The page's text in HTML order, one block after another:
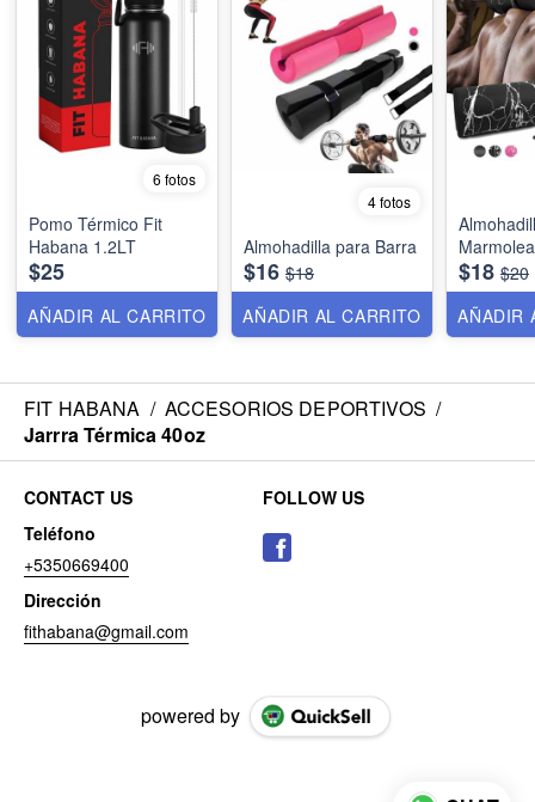
6 fotos
Pomo Térmico Fit
Habana 1.2LT
$25
AÑADIR AL CARRITO
4 fotos
Almohadilla para Barra
$16 $18
AÑADIR AL CARRITO
$18 $20
AÑADIR
FIT HABANA / ACCESORIOS DEPORTIVOS /
Jarrra Térmica 40oz
CONTACT US
Teléfono
+5350669400
Dirección
fithabana@gmail.com
FOLLOW US
powered by